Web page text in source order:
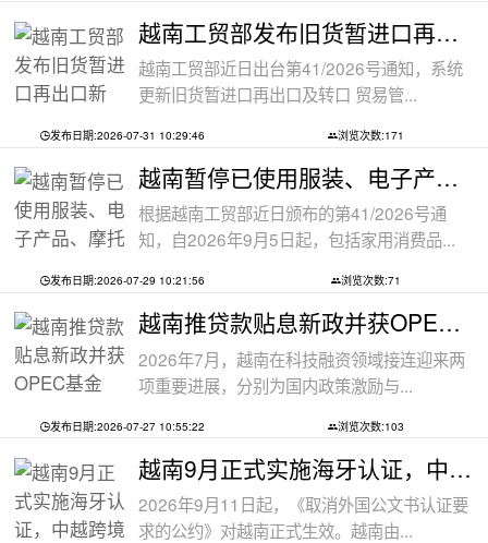
越南工贸部发布旧货暂进口再出口新规：
越南工贸部近日出台第41/2026号通知，系统
更新旧货暂进口再出口及转口 贸易管...
发布日期:2026-07-31 10:29:46 浏览次数:171
越南暂停已使用服装、电子产品、摩托车
根据越南工贸部近日颁布的第41/2026号通
知，自2026年9月5日起，包括家用消费品...
发布日期:2026-07-29 10:21:56 浏览次数:71
越南推贷款贴息新政并获OPEC基金5000万美
2026年7月，越南在科技融资领域接连迎来两
项重要进展，分别为国内政策激励与...
发布日期:2026-07-27 10:55:22 浏览次数:103
越南9月正式实施海牙认证，中越跨境文件
2026年9月11日起，《取消外国公文书认证要
求的公约》对越南正式生效。越南由...